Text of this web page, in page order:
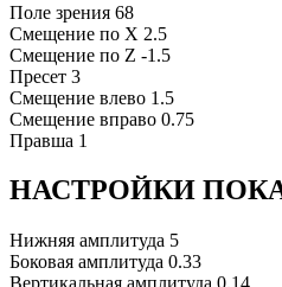
Поле зрения 68
Смещение по X 2.5
Смещение по Z -1.5
Пресет 3
Смещение влево 1.5
Смещение вправо 0.75
Правша 1
НАСТРОЙКИ
Нижняя амплитуда 5
Боковая амплитуда 0.33